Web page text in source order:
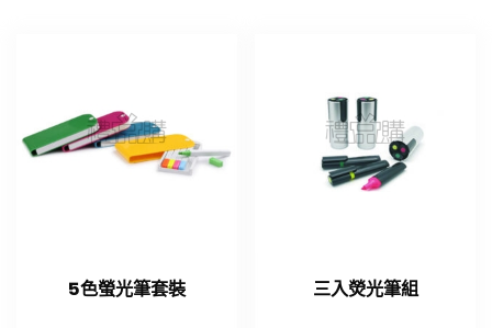
5色螢光筆套裝 三入熒光筆組